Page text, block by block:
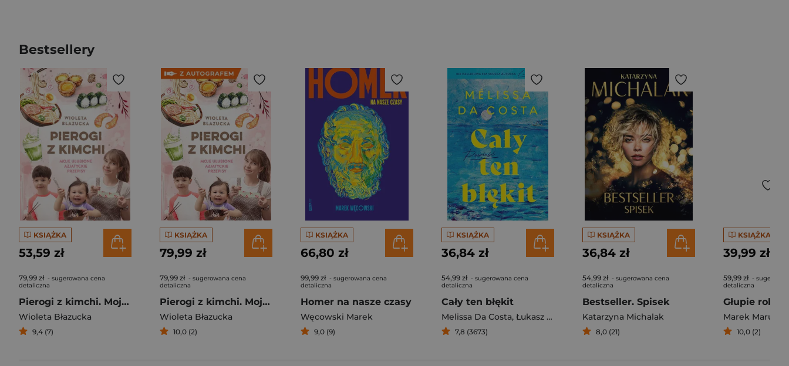
Bestsellery
KSIĄŻKA
53,59 zł
79,99 zł - sugerowana cena
detaliczna
Pierogi z kimchi. Moje ulubione azjatyckie przepisy
Wioleta Błazucka
9,4 (7)
KSIĄŻKA
79,99 zł
79,99 zł - sugerowana cena
detaliczna
Pierogi z kimchi. Moje ulubione azjatyckie przepisy - książka z autografem
Wioleta Błazucka
10,0 (2)
KSIĄŻKA
66,80 zł
99,99 zł - sugerowana cena
detaliczna
Homer na nasze czasy
Węcowski Marek
9,0 (9)
KSIĄŻKA
36,84 zł
54,99 zł - sugerowana cena
detaliczna
Cały ten błękit
Melissa Da Costa, Łukasz Müller
7,8 (3673)
KSIĄŻKA
36,84 zł
54,99 zł - sugerowana cena
detaliczna
Bestseller. Spisek
Katarzyna Michalak
8,0 (21)
KSIĄŻKA
39,99 zł
59,99 zł -
detaliczna
Marek
10,0 (2)